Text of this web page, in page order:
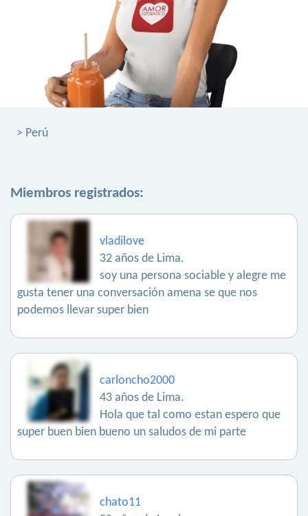
> Perú
Miembros registrados:
vladilove
32 años de Lima.
soy una persona sociable y alegre me
gusta tener una conversación amena se que nos
podemos llevar super bien
carloncho2000
43 años de Lima.
Hola que tal como estan espero que
super buen bien bueno un saludos de mi parte
chato11